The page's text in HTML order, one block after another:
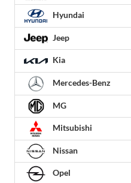
Hyundai
Jeep
Kia
Mercedes-Benz
MG
Mitsubishi
Nissan
Opel